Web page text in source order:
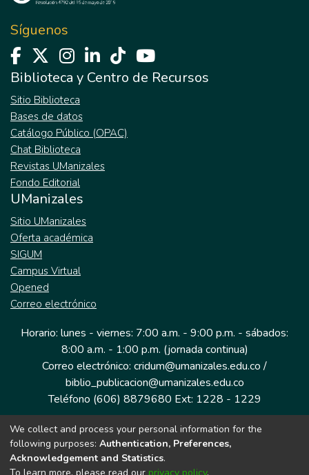
Síguenos
Biblioteca y Centro de Recursos
Sitio Biblioteca
Bases de datos
Catálogo Público (OPAC)
Chat Biblioteca
Revistas UManizales
Fondo Editorial
UManizales
Sitio UManizales
Oferta académica
SIGUM
Campus Virtual
Opened
Correo electrónico
Horario: lunes - viernes: 7:00 a.m. - 9:00 p.m. - sábados:
8:00 a.m. - 1:00 p.m. (jornada continua)
Correo electrónico: cridum@umanizales.edu.co /
biblio_publicacion@umanizales.edu.co
Teléfono (606) 8879680 Ext: 1228 - 1229
Dirección: Cra 9 a # 19-03 Edificio histórico, piso 1
Manizales, Caldas
Colombia.
We collect and process your personal information for the
following purposes: Authentication, Preferences,
Acknowledgement and Statistics.